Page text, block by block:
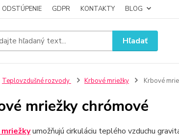
GDPR KONTAKTY BLOG
Hľadať
Teplovzdušné rozvody Krbové mriežky Krbové
mriežky chrómové
umožňujú cirkuláciu teplého vzduchu